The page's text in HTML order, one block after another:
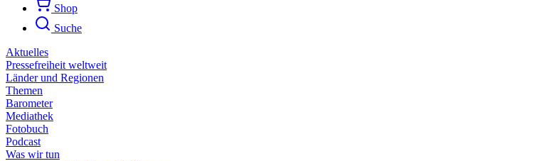
Shop
Suche
Aktuelles
Pressefreiheit weltweit
Länder und Regionen
Themen
Barometer
Mediathek
Fotobuch
Podcast
Was wir tun